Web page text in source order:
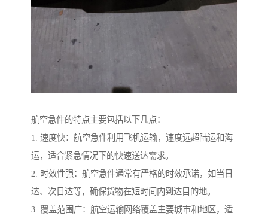
航空急件的特点主要包括以下几点：
1. 速度快：航空急件利用飞机运输，速度远超陆运和海
运，适合紧急情况下的快速送达需求。
2. 时效性强：航空急件通常有严格的时效承诺，如当日
达、次日达等，确保货物在短时间内到达目的地。
3. 覆盖范围广：航空运输网络覆盖主要城市和地区，适